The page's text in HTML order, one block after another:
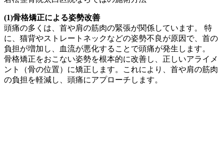
(1)骨格矯正による姿勢改善
頭痛の多くは、首や肩の筋肉の緊張が関係しています。 特
に、猫背やストレートネックなどの姿勢不良が原因で、首の
負担が増加し、血流が悪化することで頭痛が発生します。
骨格矯正をおこない姿勢を根本的に改善し、正しいアライメ
ント（骨の位置）に矯正します。これにより、首や肩の筋肉
の負担を軽減し、頭痛にアプローチします。